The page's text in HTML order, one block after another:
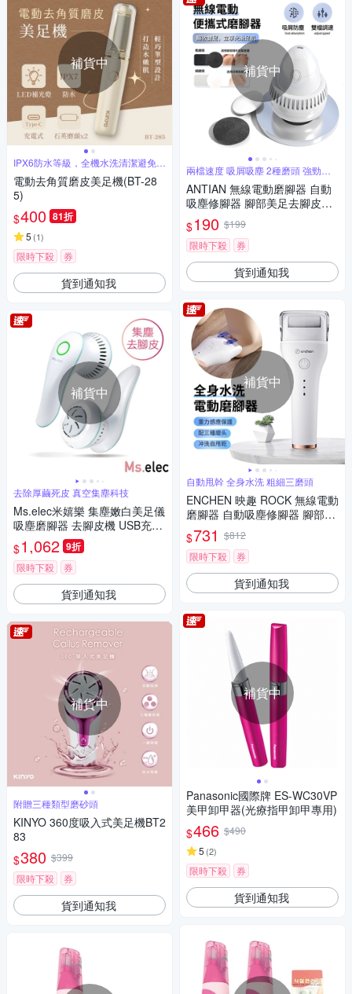
補貨中
IPX6防水等級，全機水洗清潔避免藏
電動去角質磨皮美足機(BT-28
5)
$400 81折
5 (1)
限時下殺 券
貨到通知我
補貨中
去除厚繭死皮 真空集塵科技
Ms.elec米嬉樂 集塵嫩白美足儀
吸塵磨腳器 去腳皮機 USB充電
去除厚繭
$1,062 9折
限時下殺 券
貨到通知我
補貨中
附贈三種類型磨砂頭
KINYO 360度吸入式美足機BT2
83
$380 $399
限時下殺
券
貨到通知我
補貨中
兩檔速度 吸屑吸塵 2種磨頭 強勁鋰
電
ANTIAN 無線電動磨腳器 自動
吸塵修腳器 腳部美足去腳皮磨
皮機
$190 $199
限時下殺
券
貨到通知我
補貨中
自動甩幹 全身水洗 粗細三磨頭
ENCHEN 映趣 ROCK 無線電動
磨腳器 自動吸塵修腳器 腳部美
足磨皮機 去腳皮機
$731 $812
限時下殺
券
貨到通知我
補貨中
Panasonic國際牌 ES-WC30VP
美甲卸甲器(光療指甲卸甲專用)
$466 $490
5 (2)
限時下殺 券
貨到通知我